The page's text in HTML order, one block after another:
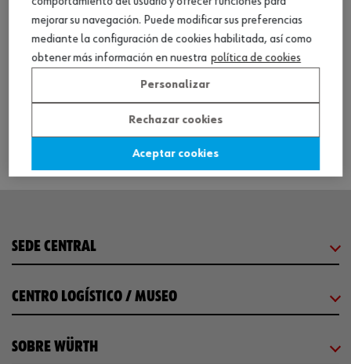
Carraca de 3/8 pulg. con mango giratorio
SEDE CENTRAL
CENTRO LOGÍSTICO / MUSEO
SOBRE WÜRTH
mejorar su navegación. Puede modificar sus preferencias
mediante la configuración de cookies habilitada, así como
obtener más información en nuestra política de cookies
Personalizar
Rechazar cookies
Aceptar cookies